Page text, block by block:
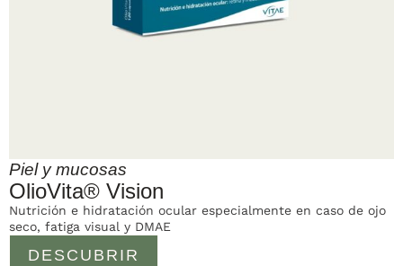
Piel y mucosas
OlioVita® Vision
DESCUBRIR
Nutrición e hidratación ocular especialmente en caso de ojo
seco, fatiga visual y DMAE